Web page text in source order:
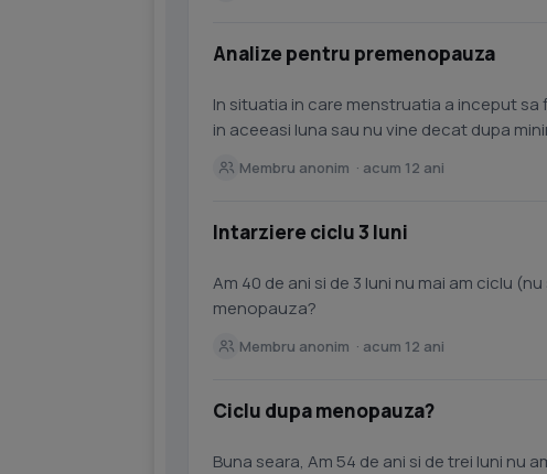
Analize pentru premenopauza
In situatia in care menstruatia a inceput sa
in aceeasi luna sau nu vine decat dupa
Membru anonim · acum 12 ani
Intarziere ciclu 3 luni
Am 40 de ani si de 3 luni nu mai am ciclu
menopauza?
Membru anonim · acum 12 ani
Ciclu dupa menopauza?
Buna seara, Am 54 de ani si de trei luni nu am mai avut ciclu.In aceste trei luni ,cand era